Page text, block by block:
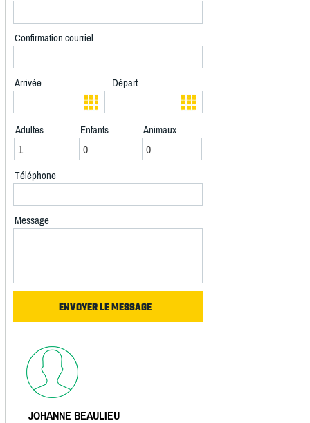
Confirmation courriel
Arrivée Départ
Adultes Enfants Animaux
Téléphone
Message
JOHANNE BEAULIEU